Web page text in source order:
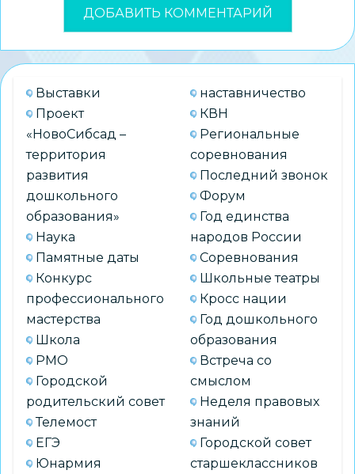
Выставки
Проект
«НовоСибсад –
территория
развития
дошкольного
образования»
Наука
Памятные даты
Конкурс
профессионального
мастерства
Школа
РМО
Городской
родительский совет
Телемост
ЕГЭ
Юнармия
наставничество
КВН
Региональные
соревнования
Последний звонок
Форум
Год единства
народов России
Соревнования
Школьные театры
Кросс нации
Год дошкольного
образования
Встреча со
смыслом
Неделя правовых
знаний
Городской совет
старшеклассников